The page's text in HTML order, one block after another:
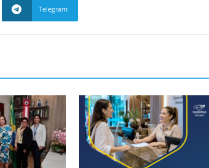
Telegram